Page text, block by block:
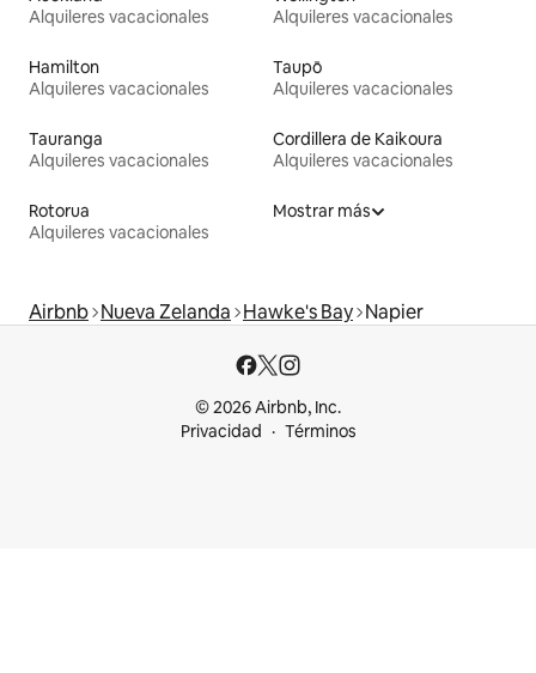
Alquileres vacacionales
Alquileres vacacionales
Hamilton
Alquileres vacacionales
Taupō
Alquileres vacacionales
Tauranga
Alquileres vacacionales
Cordillera de Kaikoura
Alquileres vacacionales
Rotorua
Alquileres vacacionales
Mostrar más
Airbnb Nueva Zelanda Hawke's Bay Napier
© 2026 Airbnb, Inc.
Privacidad
Términos